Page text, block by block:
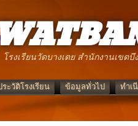
โรงเรียนวัดบางเตย สำนักงานเขต
ระวัติโรงเรียน ข้อมูลทั่วไป ทำเ